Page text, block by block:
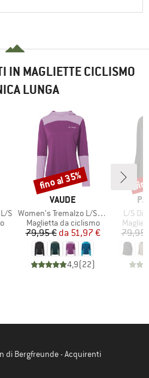
IN MAGLIETTE CICLISMO
LUNGA
S
MARCHIO
VAUDE
Articolo
Women's Tremalzo L/S Shirt
Gruppo di prodotti
Maglietta da ciclismo
Prezzo
79,95 € Prezzo ridotto
da 51,97 €
4,9(22)
Sconto
fino al 35%
Articolo
L/S
79,95
di Bergfreunde - Acquirenti